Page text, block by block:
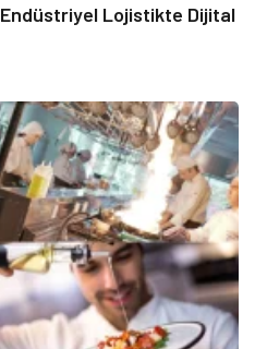
Lojistikte Dijital